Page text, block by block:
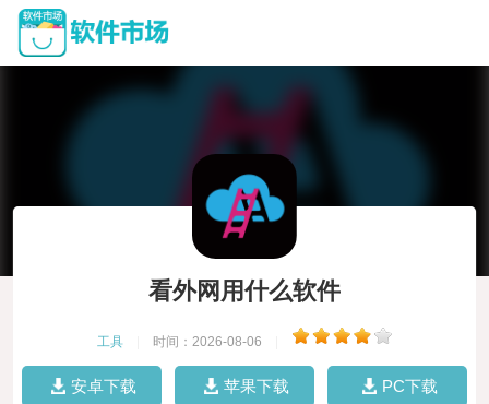
看外网用什么软件
工具 时间：2026-08-06
安卓下载 苹果下载 PC下载